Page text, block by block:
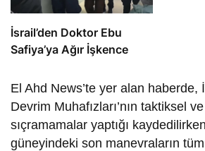
İsrail’den Doktor Ebu
Safiya’ya Ağır İşkence
El Ahd News’te yer alan haberde,
Devrim Muhafızları’nın taktiksel
sıçramamalar yaptığı
güneyindeki son manevraların